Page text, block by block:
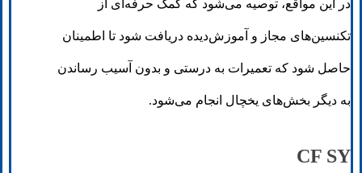
در این مواقع، توصیه می‌شود که کمک حرفه‌ای از
تکنسین‌های مجاز و آموزش‌دیده دریافت شود تا اطمینان
حاصل شود که تعمیرات به درستی و بدون آسیب رساندن
به دیگر بخش‌های یخچال انجام می‌شود.
CF SY